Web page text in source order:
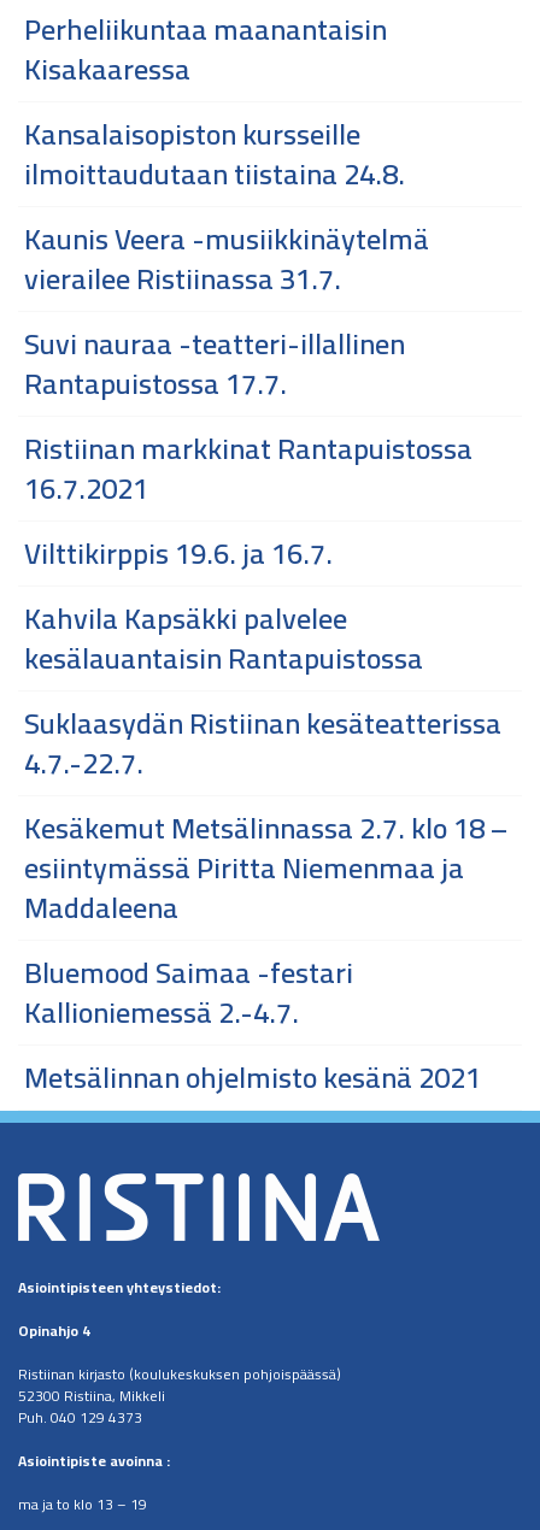
Perheliikuntaa maanantaisin
Kisakaaressa
Kansalaisopiston kursseille
ilmoittaudutaan tiistaina 24.8.
Kaunis Veera -musiikkinäytelmä
vierailee Ristiinassa 31.7.
Suvi nauraa -teatteri-illallinen
Rantapuistossa 17.7.
Ristiinan markkinat Rantapuistossa
16.7.2021
Vilttikirppis 19.6. ja 16.7.
Kahvila Kapsäkki palvelee
kesälauantaisin Rantapuistossa
Suklaasydän Ristiinan kesäteatterissa
4.7.-22.7.
Kesäkemut Metsälinnassa 2.7. klo 18 –
esiintymässä Piritta Niemenmaa ja
Maddaleena
Bluemood Saimaa -festari
Kallioniemessä 2.-4.7.
Metsälinnan ohjelmisto kesänä 2021
Asiointipisteenyhteystiedot:
Opinahjo 4
Ristiinan kirjasto (koulukeskuksen pohjoispäässä)
52300 Ristiina, Mikkeli
Puh. 040 129 4373
​Asiointipiste avoinna :
ma ja to klo 13 – 19